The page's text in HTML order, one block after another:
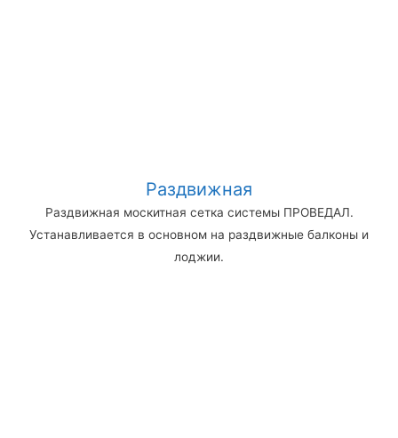
Раздвижная
Раздвижная москитная сетка системы ПРОВЕДАЛ.
Устанавливается в основном на раздвижные балконы и
лоджии.